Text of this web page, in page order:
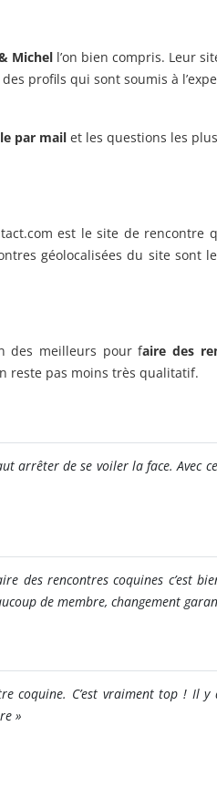
Michel l’on bien compris. Leur
profils qui sont soumis à
par mail et les questions les
est le site de rencontre
géolocalisées du site sont
des meilleurs pour faire des
reste pas moins très qualitatif.
arrêter de se voiler la face. Avec
des rencontres coquines c’est
de membre, changement
coquine. C’est vraiment top ! Il
»